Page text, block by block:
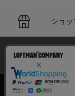
ショッ
PC版サ
当サイトでは利用体
ラフィックの分析を
サイトの閲覧を継続
のといたします。
詳細については